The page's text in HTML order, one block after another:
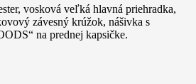
vosková veľká hlavná priehradka,
závesný krúžok, nášivka s
na prednej kapsičke.